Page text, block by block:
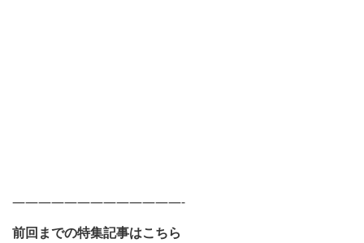
—————————————-
前回までの特集記事はこちら